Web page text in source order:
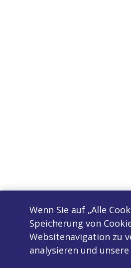
Wenn Sie auf „Alle
Speicherung von
Websitenavigation zu
analysieren und